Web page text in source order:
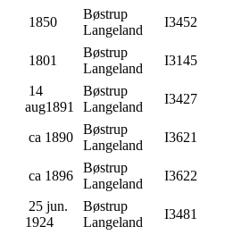
1850
Bøstrup
Langeland
I3452
1801
Bøstrup
Langeland
I3145
14
aug1891
Bøstrup
Langeland
I3427
ca 1890
Bøstrup
Langeland
I3621
ca 1896
Bøstrup
Langeland
I3622
25 jun.
1924
Bøstrup
Langeland
I3481